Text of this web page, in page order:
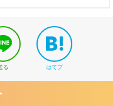
る はてブ